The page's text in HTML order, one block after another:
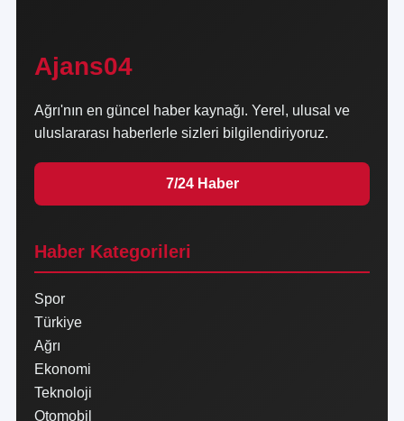
Ajans04
Ağrı'nın en güncel haber kaynağı. Yerel, ulusal ve
uluslararası haberlerle sizleri bilgilendiriyoruz.
7/24 Haber
Haber Kategorileri
Spor
Türkiye
Ağrı
Ekonomi
Teknoloji
Otomobil